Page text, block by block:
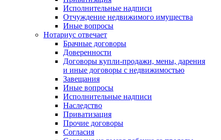
Исполнительные надписи
Отчуждение недвижимого имущества
Иные вопросы
Нотариус отвечает
Брачные договоры
Доверенности
Договоры купли-продажи, мены, дарения
и иные договоры с недвижимостью
Завещания
Иные вопросы
Исполнительные надписи
Наследство
Приватизация
Прочие договоры
Согласия